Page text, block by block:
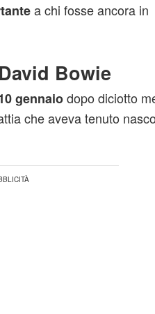
a chi fosse ancora in
Bowie
gennaiodopo diciotto
che aveva tenuto